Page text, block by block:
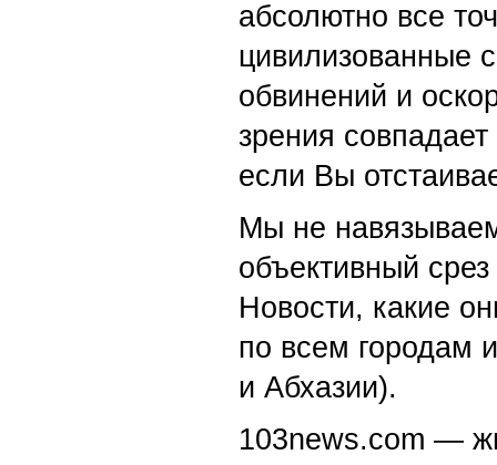
абсолютно все
цивилизованные
обвинений и
зрения
если Вы
Мы не
объективный
Новости, какие
по всем городам
и Абхазии).
103news.com —